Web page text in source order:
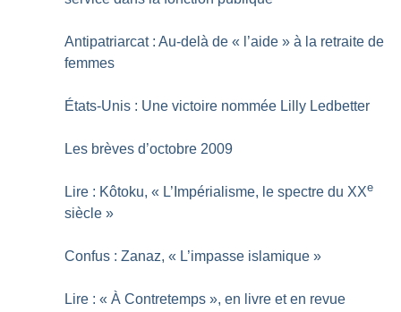
Antipatriarcat : Au-delà de « l’aide » à la retraite de
femmes
États-Unis : Une victoire nommée Lilly Ledbetter
Les brèves d’octobre 2009
Lire : Kôtoku, « L’Impérialisme, le spectre du XXe
siècle »
Confus : Zanaz, « L’impasse islamique »
Lire : « À Contretemps », en livre et en revue